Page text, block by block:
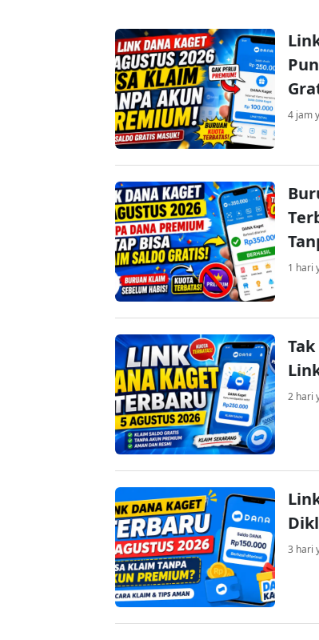
4 jam
1 hari
2 hari
3 hari